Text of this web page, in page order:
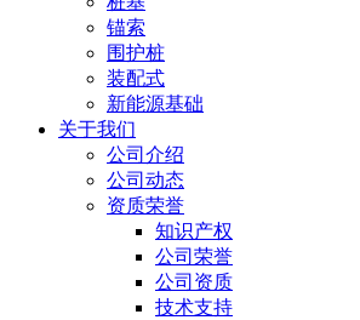
锚索
围护桩
装配式
新能源基础
关于我们
公司介绍
公司动态
资质荣誉
知识产权
公司荣誉
公司资质
技术支持